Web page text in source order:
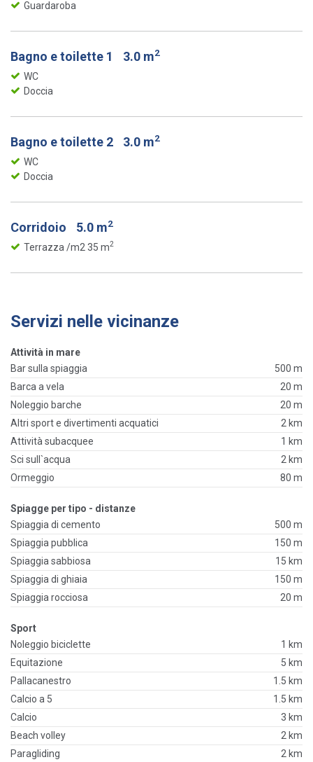
Guardaroba
Bagno e toilette 1 3.0 m2
WC
Doccia
Bagno e toilette 2 3.0 m2
WC
Doccia
Corridoio 5.0 m2
Terrazza /m2 35 m2
Servizi nelle vicinanze
Attività in mare
Bar sulla spiaggia
500 m
Barca a vela
20 m
Noleggio barche
20 m
Altri sport e divertimenti acquatici
2 km
Attività subacquee
1 km
Sci sull`acqua
2 km
Ormeggio
80 m
Spiagge per tipo - distanze
Spiaggia di cemento
500 m
Spiaggia pubblica
150 m
Spiaggia sabbiosa
15 km
Spiaggia di ghiaia
150 m
Spiaggia rocciosa
20 m
Sport
Noleggio biciclette
1 km
Equitazione
5 km
Pallacanestro
1.5 km
Calcio a 5
1.5 km
Calcio
3 km
Beach volley
2 km
Paragliding
2 km